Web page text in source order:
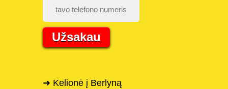
Užsakau
➜ Kelionė į Berlyną